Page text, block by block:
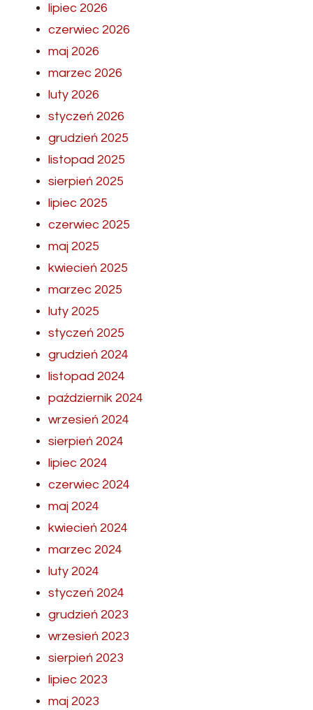
lipiec 2026
czerwiec 2026
maj 2026
marzec 2026
luty 2026
styczeń 2026
grudzień 2025
listopad 2025
sierpień 2025
lipiec 2025
czerwiec 2025
maj 2025
kwiecień 2025
marzec 2025
luty 2025
styczeń 2025
grudzień 2024
listopad 2024
październik 2024
wrzesień 2024
sierpień 2024
lipiec 2024
czerwiec 2024
maj 2024
kwiecień 2024
marzec 2024
luty 2024
styczeń 2024
grudzień 2023
wrzesień 2023
sierpień 2023
lipiec 2023
maj 2023